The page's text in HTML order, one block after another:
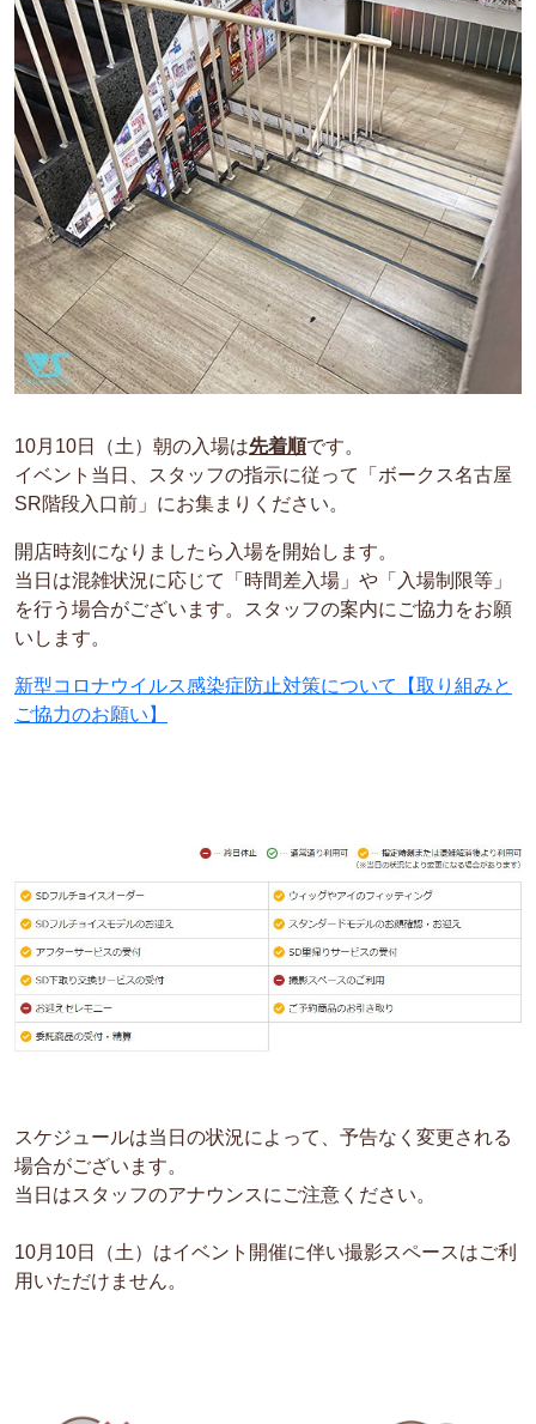
10月10日（土）朝の入場は先着順です。
イベント当日、スタッフの指示に従って「ボークス名古屋
SR階段入口前」にお集まりください。
開店時刻になりましたら入場を開始します。
当日は混雑状況に応じて「時間差入場」や「入場制限等」
を行う場合がございます。スタッフの案内にご協力をお願
いします。
新型コロナウイルス感染症防止対策について【取り組みと
ご協力のお願い】
スケジュールは当日の状況によって、予告なく変更される
場合がございます。
当日はスタッフのアナウンスにご注意ください。
10月10日（土）はイベント開催に伴い撮影スペースはご利
用いただけません。